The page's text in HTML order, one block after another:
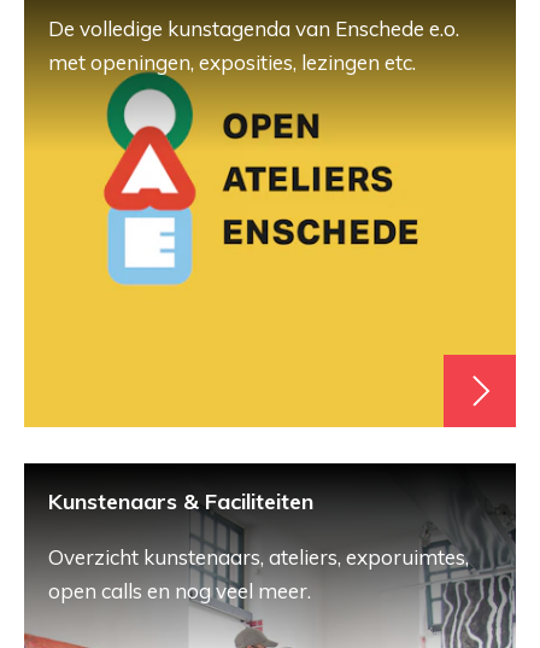
De volledige kunstagenda van Enschede e.o.
met openingen, exposities, lezingen etc.
Kunstenaars & Faciliteiten
Overzicht kunstenaars, ateliers, exporuimtes,
open calls en nog veel meer.